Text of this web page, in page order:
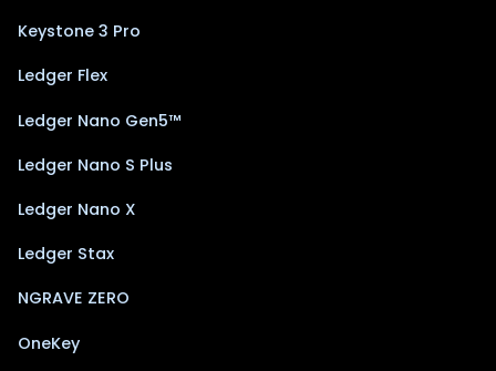
Keystone 3 Pro
Ledger Flex
Ledger Nano Gen5™
Ledger Nano S Plus
Ledger Nano X
Ledger Stax
NGRAVE ZERO
OneKey